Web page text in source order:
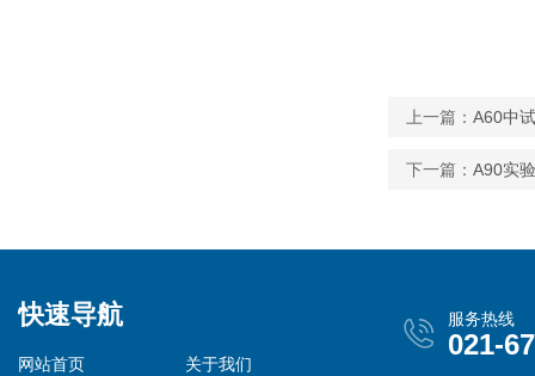
上一篇： A60中
下一篇： A90实
快速导航
网站首页
关于我们
服务热线
021-